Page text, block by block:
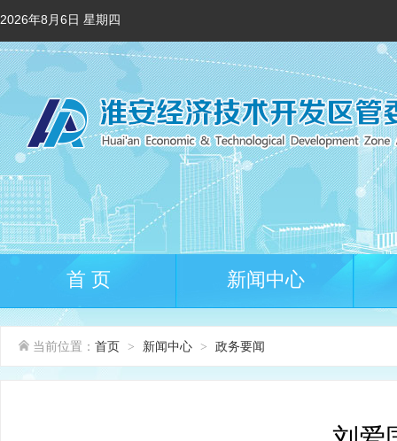
2026年8月6日 星期四
首 页 新闻中心
当前位置： 首页 > 新闻中心 > 政务要闻